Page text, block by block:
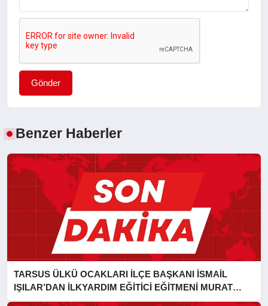
Gönder
Benzer Haberler
TARSUS ÜLKÜ OCAKLARI İLÇE BAŞKANI İSMAİL
IŞILAR’DAN İLKYARDIM EĞİTİCİ EĞİTMENİ MURAT
CAN FİDAN’A ZİYARET